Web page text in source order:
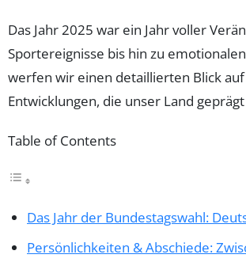
Das Jahr 2025 war ein Jahr voller
Sportereignisse bis hin zu
werfen wir einen detaillierten Blick
Entwicklungen, die unser Land
Table of Contents
Das Jahr der Bundestagswahl:
Persönlichkeiten & Abschiede: